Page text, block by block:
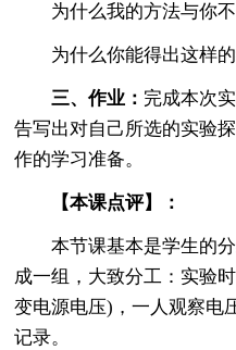
为什么我的方法与你
为什么你能得出这样
三、作业： 完成本次
告写出对自己所选的实验
作的学习准备。
【本课点评】：
本节课基本是学生的
成一组，大致分工：实验
变电源电压)，一人观察电
记录。